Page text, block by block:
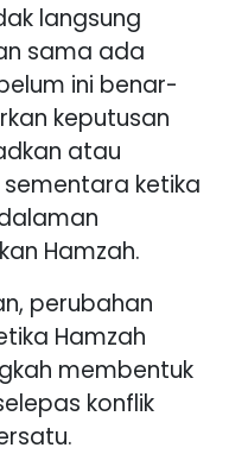
langsung
sama ada
ini benar-
keputusan
atau
ketika
Hamzah.
perubahan
Hamzah
membentuk
konflik